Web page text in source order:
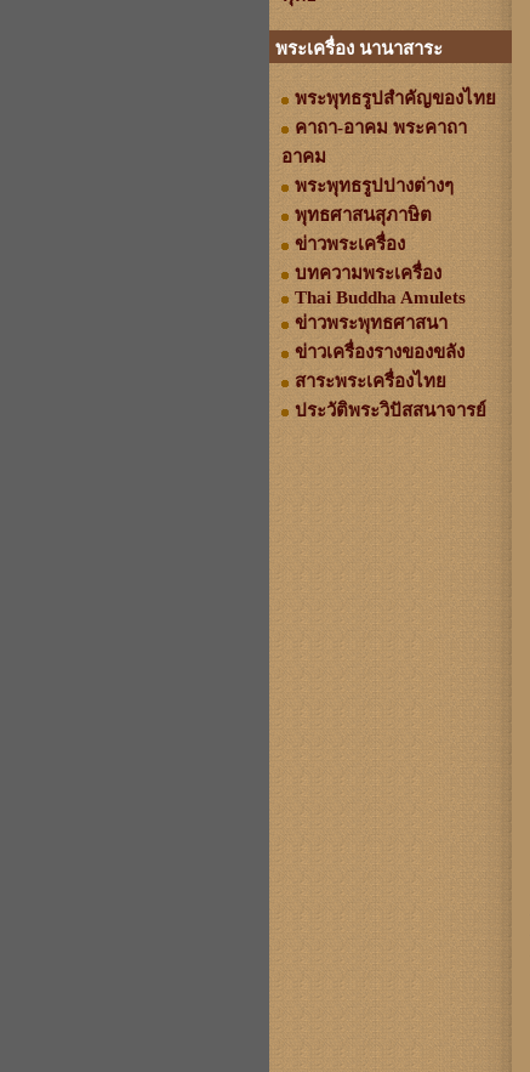
พระเครื่อง นานาสาระ
พระพุทธรูปสำคัญของไทย
คาถา-อาคม พระคาถา
อาคม
พระพุทธรูปปางต่างๆ
พุทธศาสนสุภาษิต
ข่าวพระเครื่อง
บทความพระเครื่อง
Thai Buddha Amulets
ข่าวพระพุทธศาสนา
ข่าวเครื่องรางของขลัง
สาระพระเครื่องไทย
ประวัติพระวิปัสสนาจารย์